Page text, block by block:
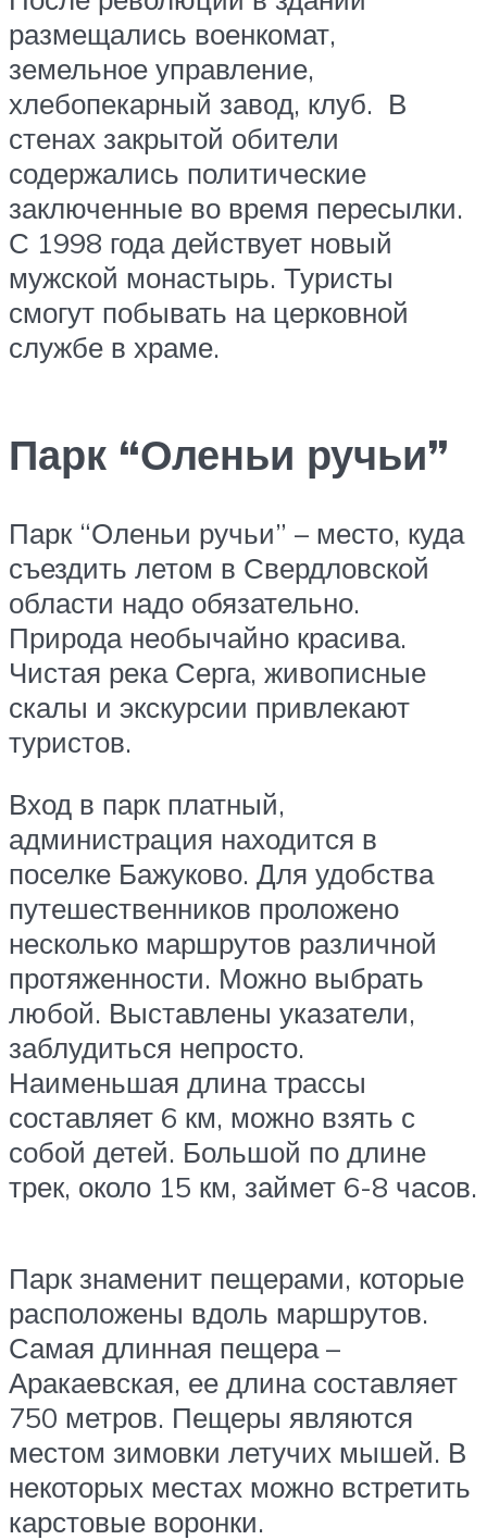
размещались военкомат,
земельное управление,
хлебопекарный завод, клуб. В
стенах закрытой обители
содержались политические
заключенные во время пересылки.
С 1998 года действует новый
мужской монастырь. Туристы
смогут побывать на церковной
службе в храме.
Парк “Оленьи ручьи”
Парк “Оленьи ручьи” – место, куда
съездить летом в Свердловской
области надо обязательно.
Природа необычайно красива.
Чистая река Серга, живописные
скалы и экскурсии привлекают
туристов.
Вход в парк платный,
администрация находится в
поселке Бажуково. Для удобства
путешественников проложено
несколько маршрутов различной
протяженности. Можно выбрать
любой. Выставлены указатели,
заблудиться непросто.
Наименьшая длина трассы
составляет 6 км, можно взять с
собой детей. Большой по длине
трек, около 15 км, займет 6-8 часов.
Парк знаменит пещерами, которые
расположены вдоль маршрутов.
Самая длинная пещера –
Аракаевская, ее длина составляет
750 метров. Пещеры являются
местом зимовки летучих мышей. В
некоторых местах можно встретить
карстовые воронки.